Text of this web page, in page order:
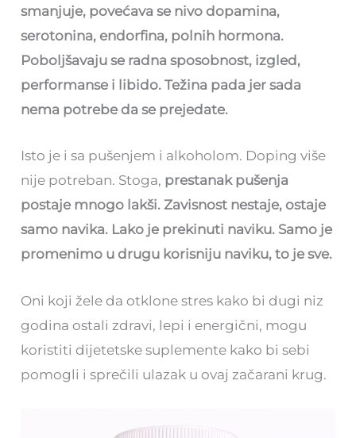
smanjuje, povećava se nivo dopamina,
serotonina, endorfina, polnih hormona.
Poboljšavaju se radna sposobnost, izgled,
performanse i libido. Težina pada jer sada
nema potrebe da se prejedate.
Isto je i sa pušenjem i alkoholom. Doping više
nije potreban. Stoga, prestanak pušenja
postaje mnogo lakši. Zavisnost nestaje, ostaje
samo navika. Lako je prekinuti naviku. Samo je
promenimo u drugu korisniju naviku, to je sve.
Oni koji žele da otklone stres kako bi dugi niz
godina ostali zdravi, lepi i energični, mogu
koristiti dijetetske suplemente kako bi sebi
pomogli i sprečili ulazak u ovaj začarani krug.